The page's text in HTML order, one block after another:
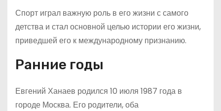
Спорт играл важную роль в его жизни с самого
детства и стал основной целью истории его жизни,
приведшей его к международному признанию.
Ранние годы
Евгений Ханаев родился 10 июля 1987 года в
городе Москва. Его родители, оба